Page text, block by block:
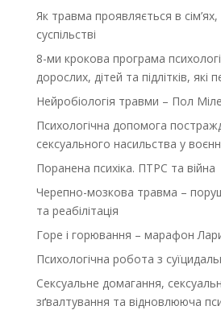
Як травма проявляється в сім’ях,
суспільстві
8-ми крокова програма
дорослих, дітей та підлітків,
Нейробіологія травми – Пол
Психологічна допомога
сексуального насильства у
Поранена психіка. ПТРС та війна
Черепно-мозкова травма –
та реабілітація
Горе і горювання – марафон
Психологічна робота з
Сексуальне домагання,
зґвалтування та відновлююча